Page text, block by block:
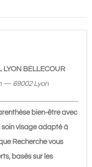
LYON BELLECOUR
— 69002 Lyon
bien-être avec
soin visage adapté à
Recherche vous
basés sur les